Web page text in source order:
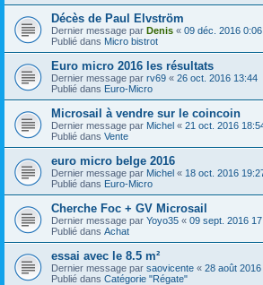
Décès de Paul Elvström
Dernier message par Denis « 09 déc. 2016 0:06
Publié dans Micro bistrot
Euro micro 2016 les résultats
Dernier message par rv69 « 26 oct. 2016 13:44
Publié dans Euro-Micro
Microsail à vendre sur le coincoin
Dernier message par Michel « 21 oct. 2016
Publié dans Vente
euro micro belge 2016
Dernier message par Michel « 18 oct. 2016
Publié dans Euro-Micro
Cherche Foc + GV Microsail
Dernier message par Yoyo35 « 09 sept. 2016
Publié dans Achat
essai avec le 8.5 m²
Dernier message par saovicente « 28 août
Publié dans Catégorie "Régate"